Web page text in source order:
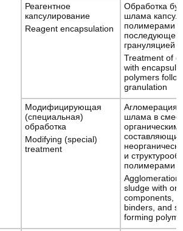
Реагентное
капсулирование
Reagent encapsulation
Обработка
шлама
полимерами с
последующей
грануляцией
Treatment of
with
polymers
granulation
Модифицирующая
(специальная)
обработка
Modifying (special)
treatment
Агломерация
шлама в
и
полимерами
Agglomeration
sludge with
components,
binders, and
forming